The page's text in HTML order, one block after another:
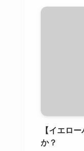
【イエロ
か？